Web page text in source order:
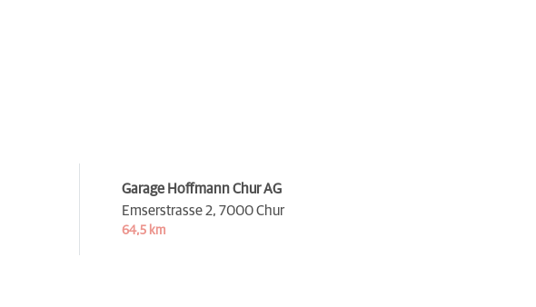
Garage Hoffmann Chur AG
Emserstrasse 2, 7000 Chur
64,5 km